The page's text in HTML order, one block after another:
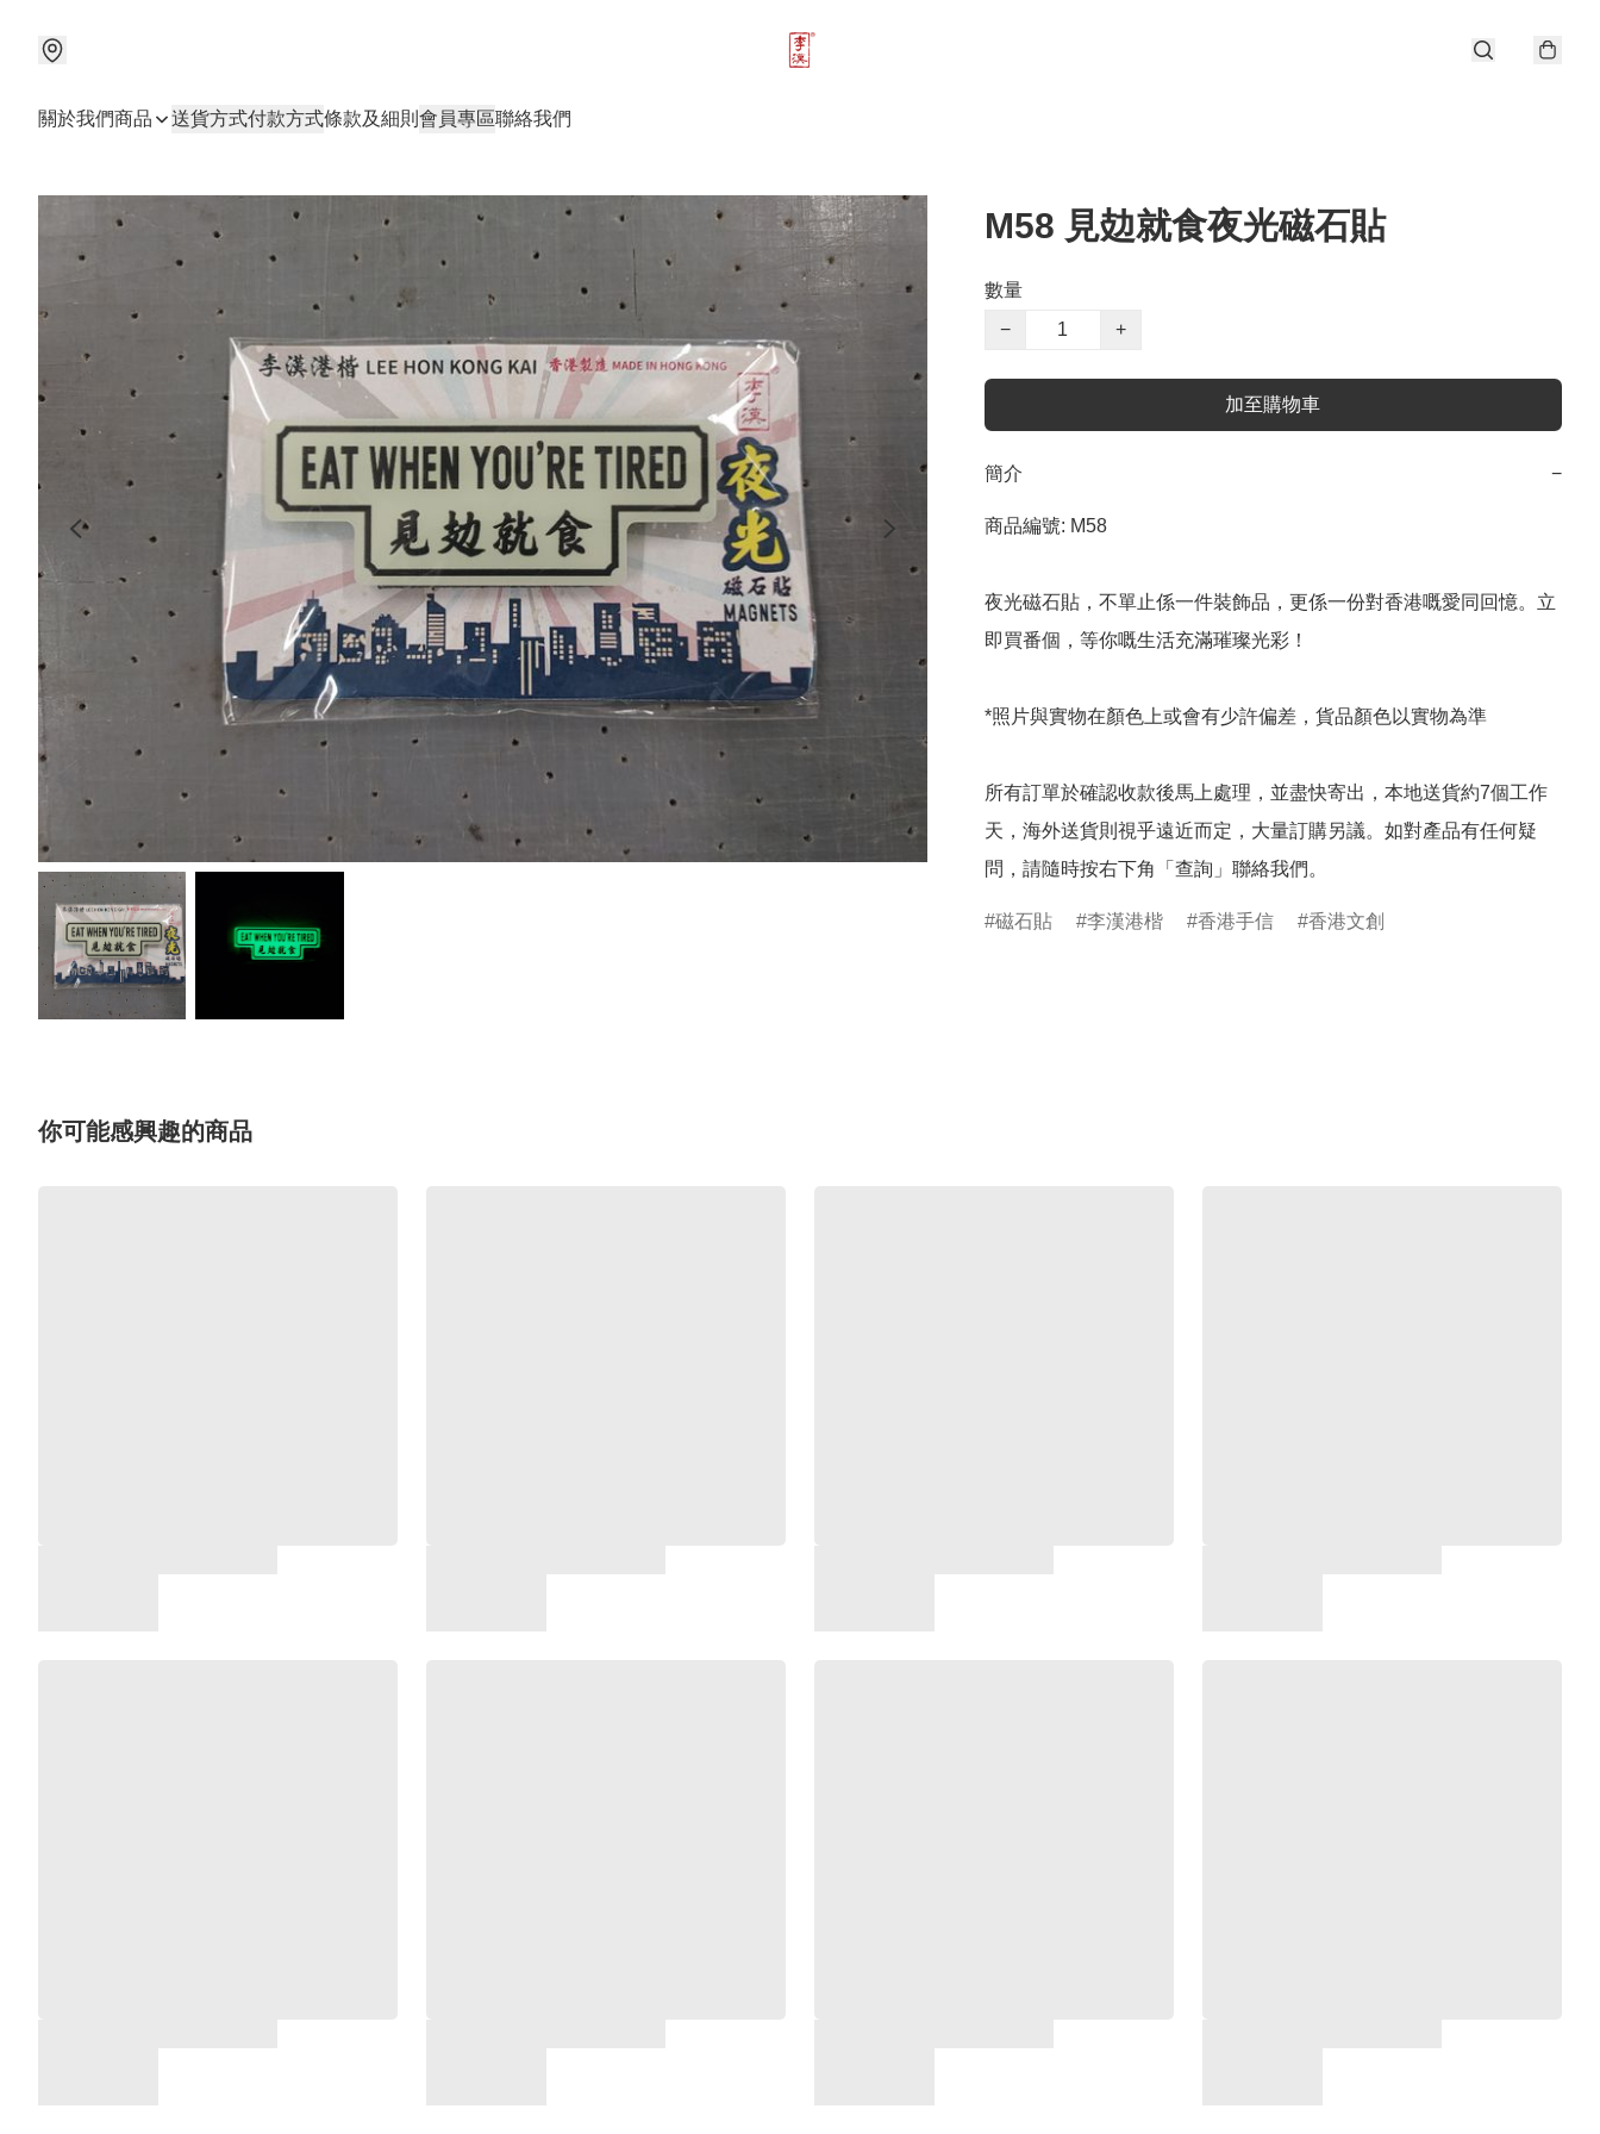
關於我們商品 送貨方式付款方式條款及細則 會員專區聯絡我們
M58 見攰就食夜光磁石貼
數量
−
+
加至購物車
簡介 −
商品編號: M58
夜光磁石貼，不單止係一件裝飾品，更係一份對香港嘅愛同回憶。立
即買番個，等你嘅生活充滿璀璨光彩！
*照片與實物在顏色上或會有少許偏差，貨品顏色以實物為準
所有訂單於確認收款後馬上處理，並盡快寄出，本地送貨約7個工作
天，海外送貨則視乎遠近而定，大量訂購另議。如對產品有任何疑
問，請隨時按右下角「查詢」聯絡我們。
磁石貼 李漢港楷 香港手信 香港文創
你可能感興趣的商品